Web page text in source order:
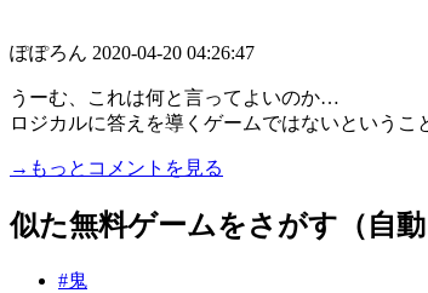
ぽぽろん 2020-04-20 04:26:47
うーむ、これは何と言ってよいのか…
ロジカルに答えを導くゲームではないという
→もっとコメントを見る
似た無料ゲームをさがす（自動
#鬼